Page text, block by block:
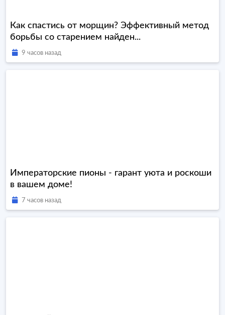
Как спастись от морщин? Эффективный метод
борьбы со старением найден...
9 часов назад
Императорские пионы - гарант уюта и роскоши
в вашем доме!
7 часов назад